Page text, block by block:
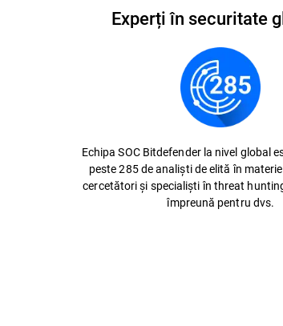
Experți în securitate
Echipa SOC Bitdefender la nivel global
peste 285 de analiști de elită în
cercetători și specialiști în threat
împreună pentru dvs.